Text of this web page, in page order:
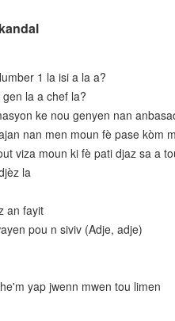
1 la isi a la a?
la a chef la?
ke nou genyen nan
nan men moun fè pase kòm
viza moun ki fè pati djaz sa a
la
an fayit
pou n siviv (Adje, adje)
yap jwenn mwen tou limen